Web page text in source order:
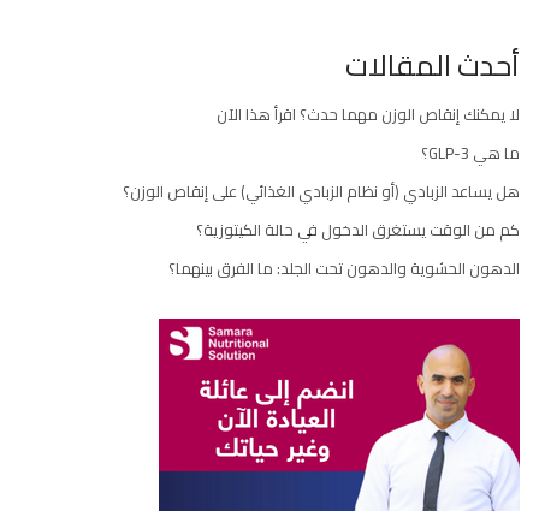
أحدث المقالات
لا يمكنك إنقاص الوزن مهما حدث؟ اقرأ هذا الآن
ما هي GLP-3؟
هل يساعد الزبادي (أو نظام الزبادي الغذائي) على إنقاص الوزن؟
كم من الوقت يستغرق الدخول في حالة الكيتوزية؟
الدهون الحشوية والدهون تحت الجلد: ما الفرق بينهما؟